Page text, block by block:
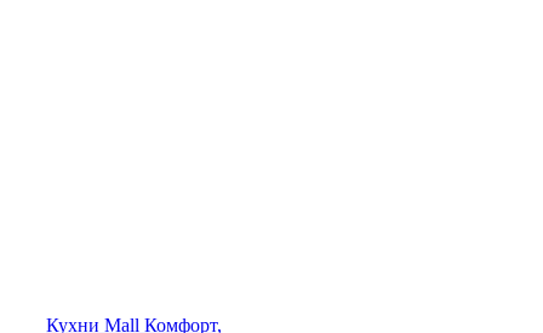
Кухни Mall Комфорт,